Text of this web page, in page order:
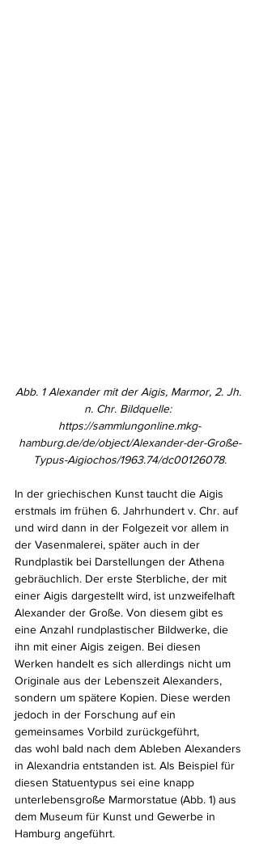
Abb. 1 Alexander mit der Aigis, Marmor, 2. Jh.
n. Chr. Bildquelle:
https://sammlungonline.mkg-
hamburg.de/de/object/Alexander-der-Große-
Typus-Aigiochos/1963.74/dc00126078.
In der griechischen Kunst taucht die Aigis
erstmals im frühen 6. Jahrhundert v. Chr. auf
und wird dann in der Folgezeit vor allem in
der Vasenmalerei, später auch in der
Rundplastik bei Darstellungen der Athena
gebräuchlich. Der erste Sterbliche, der mit
einer Aigis dargestellt wird, ist unzweifelhaft
Alexander der Große. Von diesem gibt es
eine Anzahl rundplastischer Bildwerke, die
ihn mit einer Aigis zeigen. Bei diesen
Werken handelt es sich allerdings nicht um
Originale aus der Lebenszeit Alexanders,
sondern um spätere Kopien. Diese werden
jedoch in der Forschung auf ein
gemeinsames Vorbild zurückgeführt,
das wohl bald nach dem Ableben Alexanders
in Alexandria entstanden ist. Als Beispiel für
diesen Statuentypus sei eine knapp
unterlebensgroße Marmorstatue (Abb. 1) aus
dem Museum für Kunst und Gewerbe in
Hamburg angeführt.